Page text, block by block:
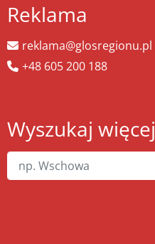
Reklama
reklama@glosregionu.pl
+48 605 200 188
Wyszukaj więcej